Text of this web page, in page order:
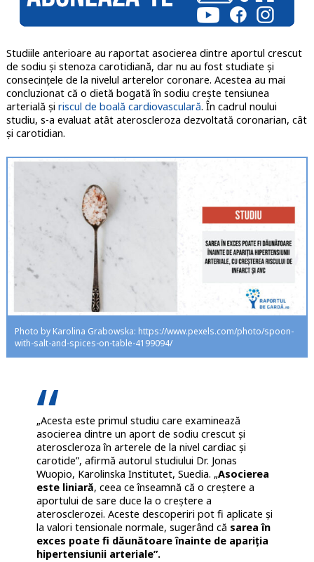
Studiile anterioare au raportat asocierea dintre aportul crescut
de sodiu și stenoza carotidiană, dar nu au fost studiate și
consecințele de la nivelul arterelor coronare. Acestea au mai
concluzionat că o dietă bogată în sodiu crește tensiunea
arterială și riscul de boală cardiovasculară. În cadrul noului
studiu, s-a evaluat atât ateroscleroza dezvoltată coronarian, cât
și carotidian.
Photo by Karolina Grabowska: https://www.pexels.com/photo/spoon-
with-salt-and-spices-on-table-4199094/
„Acesta este primul studiu care examinează
asocierea dintre un aport de sodiu crescut și
ateroscleroza în arterele de la nivel cardiac și
carotide”, afirmă autorul studiului Dr. Jonas
Wuopio, Karolinska Institutet, Suedia. „Asocierea
este liniară, ceea ce înseamnă că o creștere a
aportului de sare duce la o creștere a
aterosclerozei. Aceste descoperiri pot fi aplicate și
la valori tensionale normale, sugerând că sarea în
exces poate fi dăunătoare înainte de apariția
hipertensiunii arteriale”.